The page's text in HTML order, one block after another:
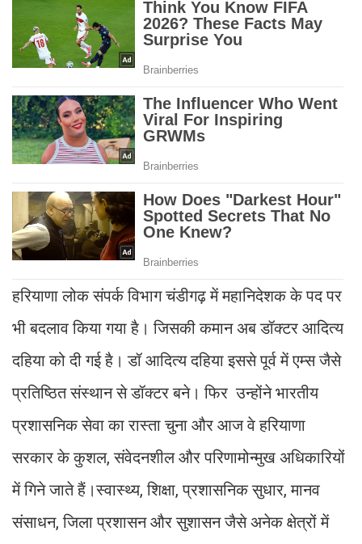
हरियाणा लोक संपर्क विभाग चंडीगढ़ में महानिदेशक के पद पर
भी बदलाव किया गया है। जिसकी कमान अब डॉक्टर आदित्य
दहिया को दी गई है। डॉ आदित्य दहिया इससे पूर्व में एम्स जैसे
प्रतिष्ठित संस्थान से डॉक्टर बने। फिर उन्होंने भारतीय
प्रशासनिक सेवा का रास्ता चुना और आज वे हरियाणा
सरकार के कुशल, संवेदनशील और परिणामोन्मुख अधिकारियों
में गिने जाते हैं।स्वास्थ्य, शिक्षा, प्रशासनिक सुधार, मानव
संसाधन, जिला प्रशासन और सुशासन जैसे अनेक क्षेत्रों में